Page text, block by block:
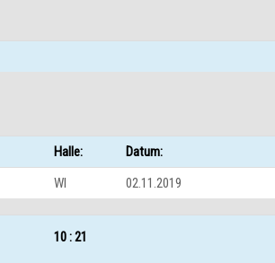
Halle:
Datum:
WI 02.11.2019
10 : 21